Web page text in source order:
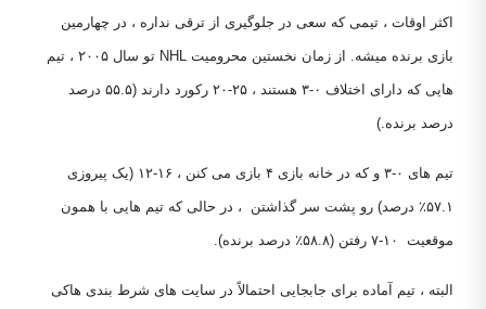
اکثر اوقات ، تیمی که سعی در جلوگیری از ترقی نداره ، در چهارمین
بازی برنده میشه. از زمان نخستین محرومیت NHL تو سال ۲۰۰۵ ، تیم
هایی که دارای اختلاف ۰-۳ هستند ، ۲۵-۲۰ رکورد دارند (۵۵.۵ درصد
درصد برنده.)
تیم های ۰-۳ و که در خانه بازی ۴ بازی می کنن ، ۱۶-۱۲ (یک پیروزی
۵۷.۱٪ درصد) رو پشت سر گذاشتن ، در حالی که تیم هایی با همون
موقعیت ۱۰-۷ رفتن (۵۸.۸٪ درصد برنده).
البته ، تیم آماده برای جابجایی احتمالاً در سایت های شرط بندی هاکی